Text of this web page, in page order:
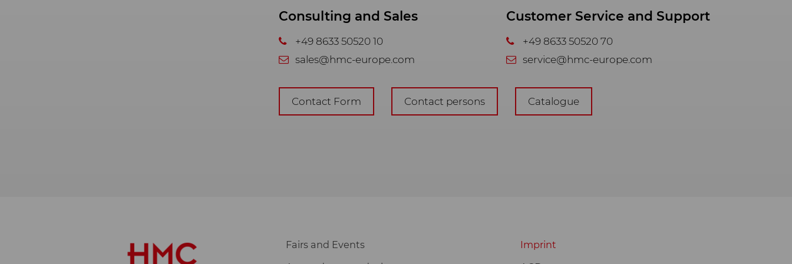
Consulting and Sales
+49 8633 50520 10
sales@hmc-europe.com
Customer Service and Support
+49 8633 50520 70
service@hmc-europe.com
Contact Form Contact persons Catalogue
Fairs and Events
Imprint